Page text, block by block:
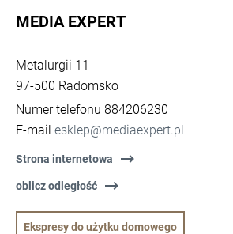
opcji
wyszukiwania
MEDIA EXPERT
Metalurgii 11
97-500 Radomsko
Numer telefonu 884206230
E-mail esklep@mediaexpert.pl
Strona internetowa
oblicz odległość
Ekspresy do użytku domowego